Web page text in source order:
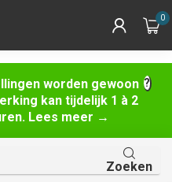
worden gewoon
kan tijdelijk 1 à 2
Lees meer →
0
Zoeken